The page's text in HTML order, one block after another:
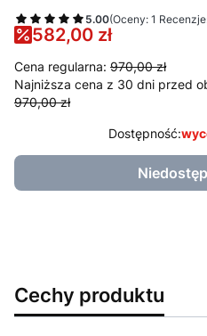
5.00(Oceny: 1
582,00 zł
Cena regularna: 970,00 zł
Najniższa cena z 30 dni przed
970,00 zł
Dostępność:
Cechy produktu